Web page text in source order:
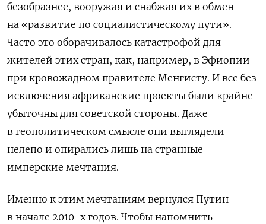
безобразнее, вооружая и снабжая их в обмен
на «развитие по социалистическому пути».
Часто это оборачивалось катастрофой для
жителей этих стран, как, например, в Эфиопии
при кровожадном правителе Менгисту. И все без
исключения африканские проекты были крайне
убыточны для советской стороны. Даже
в геополитическом смысле они выглядели
нелепо и опирались лишь на странные
имперские мечтания.
Именно к этим мечтаниям вернулся Путин
в начале 2010-х годов. Чтобы напомнить